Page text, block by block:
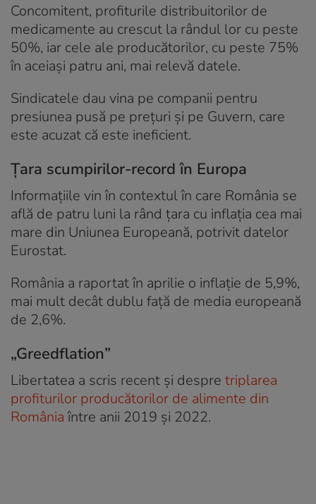
Concomitent, profiturile distribuitorilor de
medicamente au crescut la rândul lor cu peste
50%, iar cele ale producătorilor, cu peste 75%
în aceiași patru ani, mai relevă datele.
Sindicatele dau vina pe companii pentru
presiunea pusă pe prețuri și pe Guvern, care
este acuzat că este ineficient.
Țara scumpirilor-record în Europa
Informațiile vin în contextul în care România se
află de patru luni la rând țara cu inflația cea mai
mare din Uniunea Europeană, potrivit datelor
Eurostat.
România a raportat în aprilie o inflație de 5,9%,
mai mult decât dublu față de media europeană
de 2,6%.
„Greedflation”
Libertatea a scris recent și despre triplarea
profiturilor producătorilor de alimente din
Româniaîntre anii 2019 și 2022.